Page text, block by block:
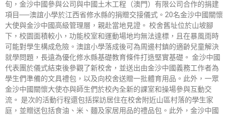
旬，金沙中國參與公司與中國土木工程（澳門）有限公司合作的捐建
項目──澳誼小學於江西省修水縣的捐贈交接儀式。20名金沙中國關懷
大使與金沙中國高級管理層，親赴當地見證。 校舍舊址位於山坡腳
下，校園面積較小，功能校室和運動場地均無法達標，且在暴風雨時
可能對學生構成危險。澳誼小學落成後可為周邊村鎮的適齡兒童解決
就學問題，長遠為優化修水縣基礎教育條件打造堅實基礎。 金沙中國
代表團於儀式結束後參觀了新校舍，並送出由金沙中國義務工作者為
學生們準備的文具禮包，以及向校舍送贈一批體育用品。此外，一眾
金沙中國關懷大使亦與師生們於校內全新的課室和操場參與互動交
流。 是次的活動行程還包括探訪居住在校舍附近山區村落的學生家
庭，並贈送包括食油、米、麵及家居用品的禮品包。此外，金沙中國